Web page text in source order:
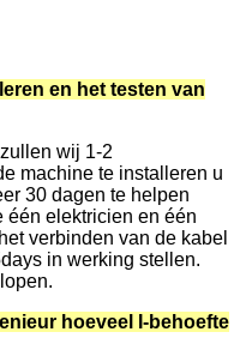
en het testen van
wij 1-2
machine te installeren u
30 dagen te helpen
elektricien en één
verbinden van de kabel
in werking stellen.
hoeveel I-behoefte